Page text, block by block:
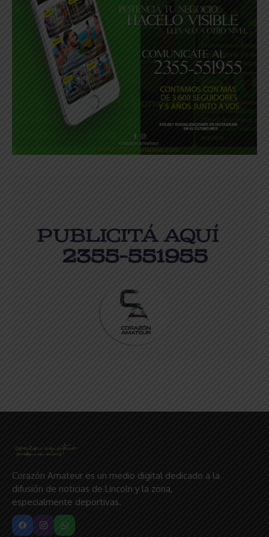
Corazón Amateur es un medio digital dedicado a la
difusión de noticias de Lincoln y la zona,
especialmente deportivas.